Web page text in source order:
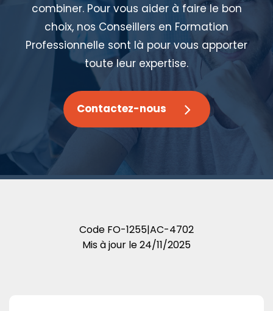
combiner. Pour vous aider à faire le bon
choix, nos Conseillers en Formation
Professionnelle sont là pour vous apporter
toute leur expertise.
Contactez-nous
Code FO-1255|AC-4702
Mis à jour le24/11/2025